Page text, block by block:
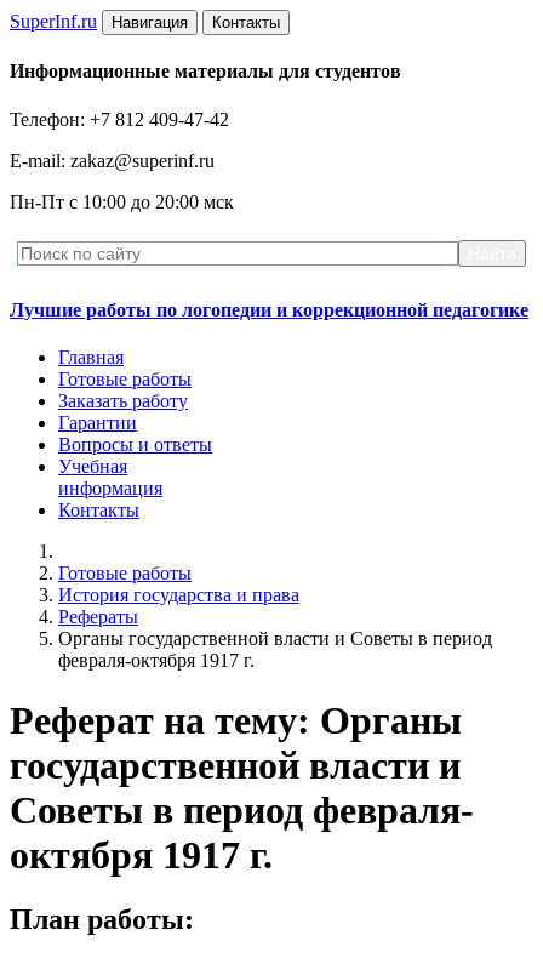
SuperInf.ru Навигация Контакты
Информационные материалы для студентов
Телефон: +7 812 409-47-42
E-mail: zakaz@superinf.ru
Пн-Пт с 10:00 до 20:00 мск
Лучшие работы по логопедии и коррекционной педагогике
Главная
Готовые работы
Заказать работу
Гарантии
Вопросы и ответы
Учебная
информация
Контакты
Готовые работы
История государства и права
Рефераты
Органы государственной власти и Советы в период
февраля-октября 1917 г.
Реферат на тему: Органы
государственной власти и
Советы в период февраля-
октября 1917 г.
План работы: